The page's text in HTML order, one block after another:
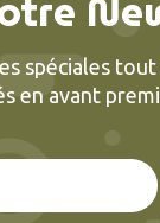
spéciales tout
en avant